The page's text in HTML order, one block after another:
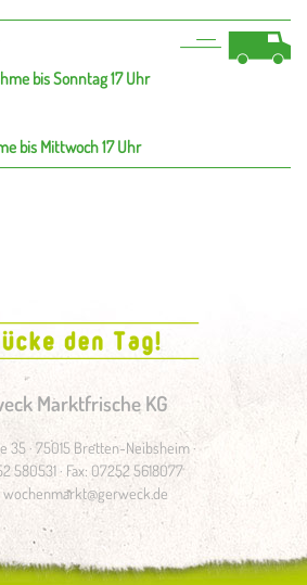
bis Sonntag 17 Uhr
bis Mittwoch 17 Uhr
Marktfrische KG
35 · 75015 Bretten-Neibsheim ·
580531 · Fax: 07252 5618077
wochenmarkt@gerweck.de